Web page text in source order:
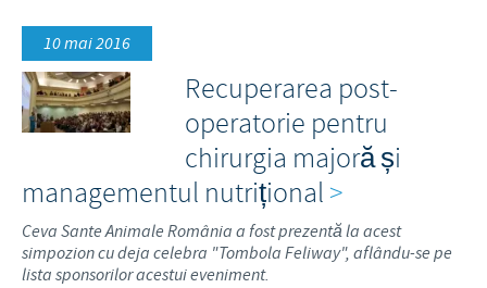
10 mai 2016
Recuperarea post-
operatorie pentru
chirurgia majoră și
managementul nutrițional >
Ceva Sante Animale România a fost prezentă la acest
simpozion cu deja celebra "Tombola Feliway", aflându-se pe
lista sponsorilor acestui eveniment.